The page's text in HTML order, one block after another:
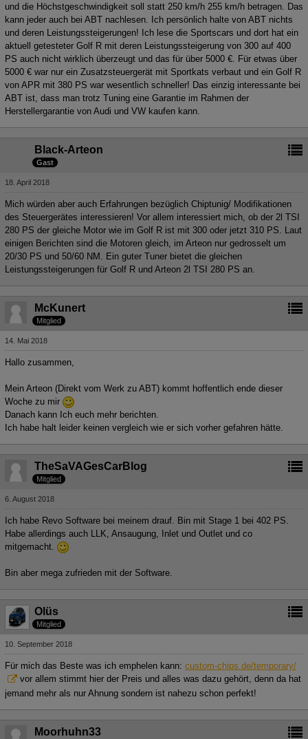
und die Höchstgeschwindigkeit soll statt 250 km/h 255 km/h betragen. Das
kann jeder auch bei ABT nachlesen. Ich persönlich halte von ABT nichts
und deren Leistungssteigerungen! Ich lese die Sportscars und dort hat ein
aktuell getesteter Golf R mit deren Leistungssteigerung von 300 auf 400
PS auch nicht wirklich überzeugt und das für über 5000 €. Für etwas über
5000 € war nur ein Zusatzsteuergerät mit Sportkats verbaut und ein Golf R
von APR mit 380 PS war wesentlich schneller! Das einzig interessante bei
ABT ist, dass man trotz Tuning eine Garantie im Rahmen der
Herstellergarantie von Audi und VW kaufen kann.
Black-Arteon
Gast
18. April 2018
Mich würden aber auch Erfahrungen bezüglich Chiptunig/ Modifikationen
des Steuergerätes interessieren! Vor allem interessiert mich, ob der 2l TSI
280 PS der gleiche Motor wie im Golf R ist mit 300 oder jetzt 310 PS. Laut
einigen Berichten sind die Motoren gleich, im Arteon nur gedrosselt um
20/30 PS und 50/60 NM. Ein guter Tuner bietet die gleichen
Leistungssteigerungen für Golf R und Arteon 2l TSI 280 PS an.
McKunert
Mitglied
14. Mai 2018
Hallo zusammen,
Mein Arteon (Direkt vom Werk zu ABT) kommt hoffentlich ende dieser
Woche zu mir
Danach kann Ich euch mehr berichten.
Ich habe halt leider keinen vergleich wie er sich vorher gefahren hätte.
TheSaVAGesCarBlog
Mitglied
6. August 2018
Ich habe Revo Software bei meinem drauf. Bin mit Stage 1 bei 402 PS.
Habe allerdings auch LLK, Ansaugung, Inlet und Outlet und co
mitgemacht.
Bin aber mega zufrieden mit der Software.
Olüs
Mitglied
10. September 2018
Für mich das Beste was ich emphelen kann: custom-chips.de/temporary/
vor allem stimmt hier der Preis und alles was dazu gehört, denn da hat
jemand mehr als nur Ahnung sondern ist nahezu schon perfekt!
Moorhuhn33